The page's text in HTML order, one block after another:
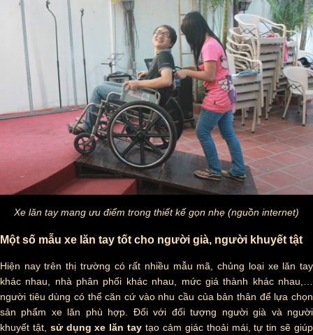
Xe lăn tay mang ưu điểm trong thiết kế gọn nhẹ (nguồn internet)
Một số mẫu xe lăn tay tốt cho người già, người khuyết tật
Hiện nay trên thị trường có rất nhiều mẫu mã, chủng loại xe lăn tay
khác nhau, nhà phân phối khác nhau, mức giá thành khác nhau,…
người tiêu dùng có thể căn cứ vào nhu cầu của bản thân để lựa chọn
sản phẩm xe lăn phù hợp. Đối với đối tượng người già và người
khuyết tật, sử dụng xe lăn tay tạo cảm giác thoải mái, tự tin sẽ giúp